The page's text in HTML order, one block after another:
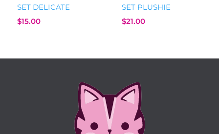
SET DELICATE
$15.00
SET PLUSHIE
$21.00